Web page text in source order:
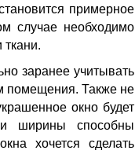
примерное
случае необходимо
заранее учитывать
помещения. Также не
окно будет
и ширины способны
хочется сделать